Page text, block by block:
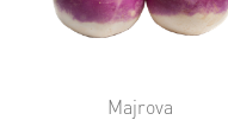
Majrova